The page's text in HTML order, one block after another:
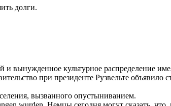
долги.
и вынужденное культурное распределение
при президенте Рузвельте объявило
вызванного опустыниванием.